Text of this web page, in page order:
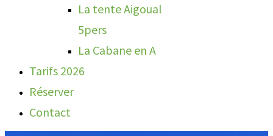
La tente Aigoual
5pers
La Cabane en A
Tarifs 2026
Réserver
Contact